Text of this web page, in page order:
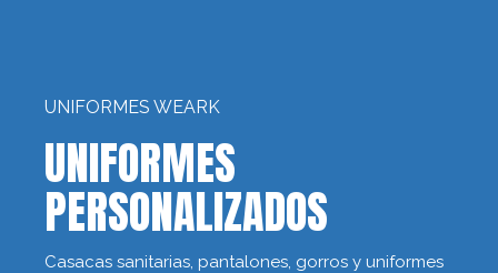
UNIFORMES WEARK
UNIFORMES
PERSONALIZADOS
Casacas sanitarias, pantalones, gorros y uniformes